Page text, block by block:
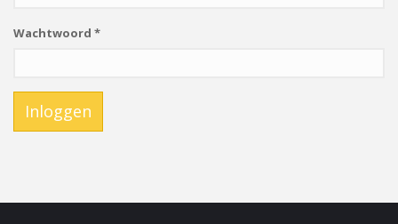
Wachtwoord *
Inloggen